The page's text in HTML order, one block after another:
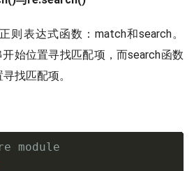
则表达式函数：match和search。
始位置寻找匹配项，而search函数
找匹配项。
module